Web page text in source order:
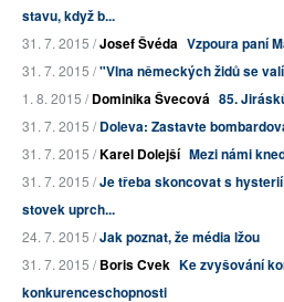
stavu, když b...
31. 7. 2015 /Josef Švéda Vzpoura paní
31. 7. 2015 /"Vlna německých židů se
1. 8. 2015 /Dominika Švecová 85.
31. 7. 2015 /Doleva: Zastavte
31. 7. 2015 /Karel Dolejší Mezi námi
31. 7. 2015 /Je třeba skoncovat s
stovek uprch...
24. 7. 2015 /Jak poznat, že média lžou
31. 7. 2015 /Boris Cvek Ke zvyšování
konkurenceschopnosti